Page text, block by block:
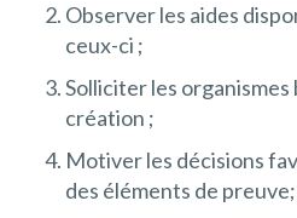
Observer les aides
ceux-ci ;
Solliciter les organismes
création ;
Motiver les décisions
des éléments de preuve;